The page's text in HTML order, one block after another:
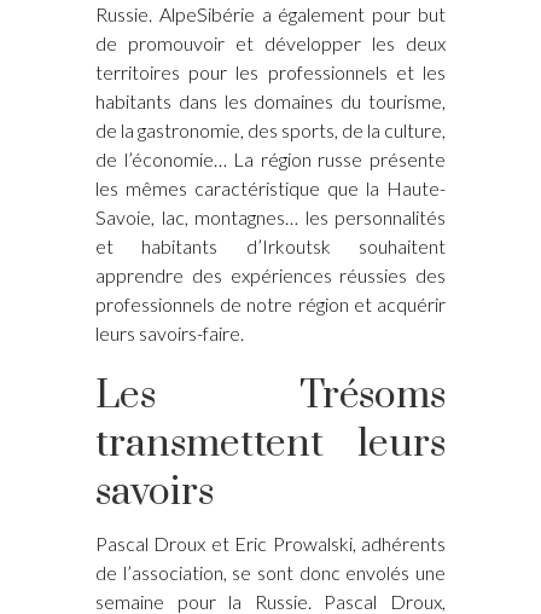
Russie. AlpeSibérie a également pour but
de promouvoir et développer les deux
territoires pour les professionnels et les
habitants dans les domaines du tourisme,
de la gastronomie, des sports, de la culture,
de l’économie… La région russe présente
les mêmes caractéristique que la Haute-
Savoie, lac, montagnes… les personnalités
et habitants d’Irkoutsk souhaitent
apprendre des expériences réussies des
professionnels de notre région et acquérir
leurs savoirs-faire.
Les Trésoms
transmettent leurs
savoirs
Pascal Droux et Eric Prowalski, adhérents
de l’association, se sont donc envolés une
semaine pour la Russie. Pascal Droux,